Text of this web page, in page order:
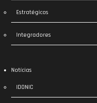
Estratégicos
Integradores
Notícias
IDONIC